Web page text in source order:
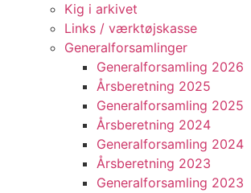
Kig i arkivet
Links / værktøjskasse
Generalforsamlinger
Generalforsamling 2026
Årsberetning 2025
Generalforsamling 2025
Årsberetning 2024
Generalforsamling 2024
Årsberetning 2023
Generalforsamling 2023